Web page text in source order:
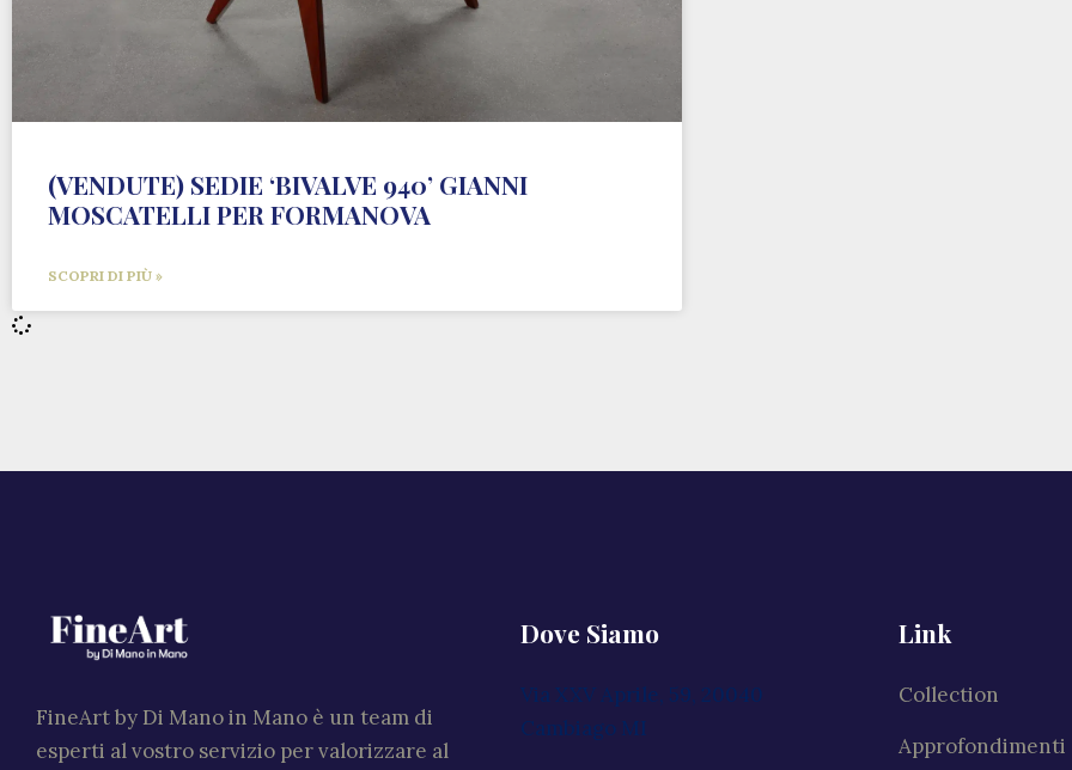
(VENDUTE) SEDIE ‘BIVALVE 940’ GIANNI
MOSCATELLI PER FORMANOVA
SCOPRI DI PIÙ »
FineArt by Di Mano in Mano è un team di
esperti al vostro servizio per valorizzare al
Dove Siamo
Via XXV Aprile, 59, 20040
Cambiago MI
Link
Collection
Approfondimenti